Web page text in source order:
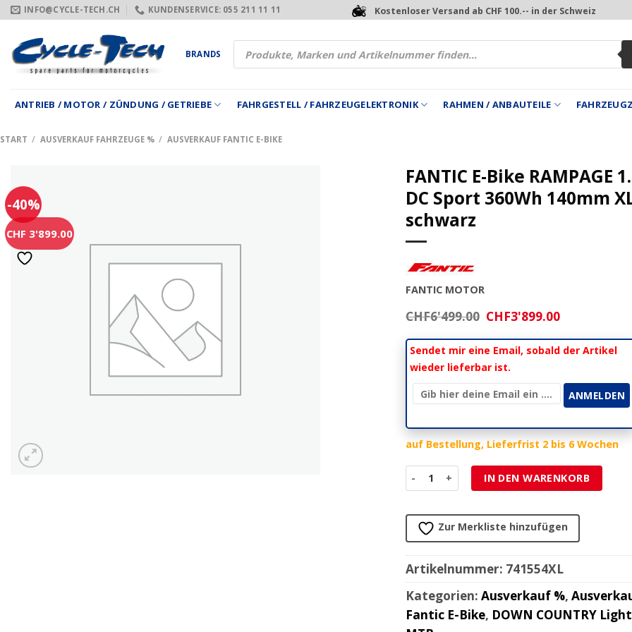
Zum
Inhalt
springen
INFO@CYCLE-TECH.CH KUNDENSERVICE: 055 211 11 11 Kostenloser Versand ab CHF 100.-- in der Schweiz
BRANDS
Products
search
ANTRIEB / MOTOR / ZÜNDUNG / GETRIEBE FAHRGESTELL / FAHRZEUGELEKTRONIK RAHMEN / ANBAUTEILE
START / AUSVERKAUF FAHRZEUGE % / AUSVERKAUF FANTIC E-BIKE
-40%
CHF 3'899.00
FANTIC E-Bike RAMPAGE
DC Sport 360Wh 140mm
schwarz
FANTIC MOTOR
CHF6'499.00 Ursprünglicher
war:
CHF6'499.00
CHF3'899.00Aktueller
ist:
CHF3'899.00.
Sendet mir eine Email, sobald der Artikel
wieder lieferbar ist.
auf Bestellung, Lieferfrist 2 bis 6 Wochen
FANTIC E-Bike RAMPAGE 1.4 DC Sport 360Wh
IN DEN WARENKORB
Zur Merkliste hinzufügen
Artikelnummer: 741554XL
Kategorien: Ausverkauf %,
Fantic E-Bike, DOWN COUNTRY